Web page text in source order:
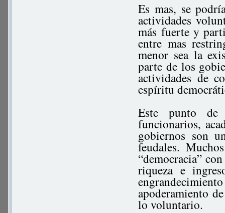
Es mas, se
actividades
más fuerte y
entre mas
menor sea la
parte de los
actividades de
espíritu
Este punto de
funcionarios,
gobiernos son
feudales.
“democracia”
riqueza e
apoderamiento
lo voluntario.